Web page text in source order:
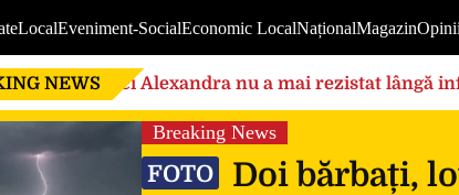
LocalEveniment-SocialEconomic LocalNaționalMagazinOpinii
NEWS Nici Alexandra nu a mai rezistat lângă
de căsnicie
Breaking News
FOTO
Doi bărbați,